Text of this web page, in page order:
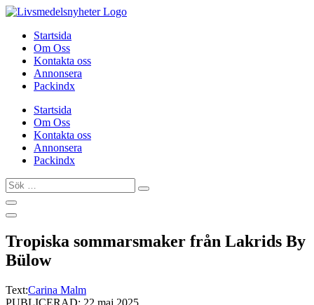
Hoppa
innehållStartsida
Om Oss
Kontakta oss
Annonsera
Packindx
Startsida
Om Oss
Kontakta oss
Annonsera
Packindx
Sök
…
Tropiska sommarsmaker från Lakrids By
Bülow
Text:Carina Malm
PUBLICERAD: 22 maj 2025